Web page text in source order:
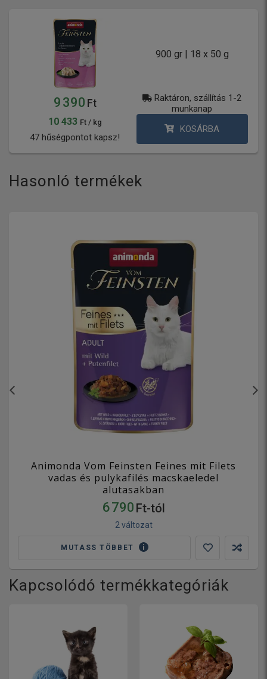
900 gr | 18 x 50 g
9 390 Ft
10 433 Ft / kg
47 hűségpontot kapsz!
Raktáron, szállítás 1-2
munkanap
KOSÁRBA
Hasonló termékek
Animonda Vom Feinsten Feines mit Filets
vadas és pulykafilés macskaeledel
alutasakban
6 790 Ft-tól
2 változat
MUTASS TÖBBET
Kapcsolódó termékkategóriák